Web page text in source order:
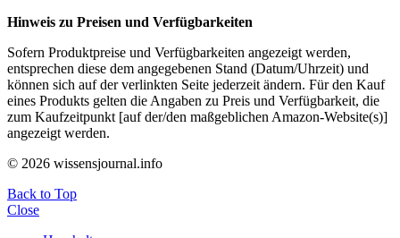
Hinweis zu Preisen und Verfügbarkeiten
Sofern Produktpreise und Verfügbarkeiten angezeigt werden,
entsprechen diese dem angegebenen Stand (Datum/Uhrzeit) und
können sich auf der verlinkten Seite jederzeit ändern. Für den Kauf
eines Produkts gelten die Angaben zu Preis und Verfügbarkeit, die
zum Kaufzeitpunkt [auf der/den maßgeblichen Amazon-Website(s)]
angezeigt werden.
© 2026 wissensjournal.info
Back to Top
Close